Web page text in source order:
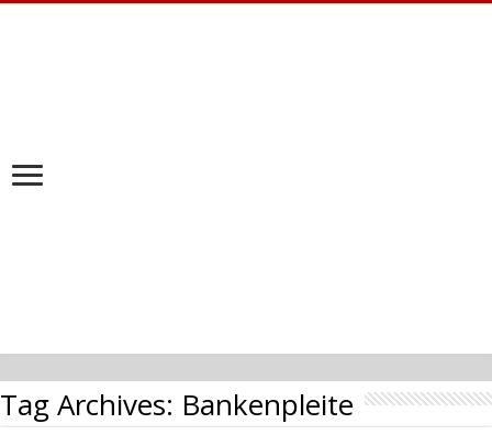
Tag Archives: Bankenpleite